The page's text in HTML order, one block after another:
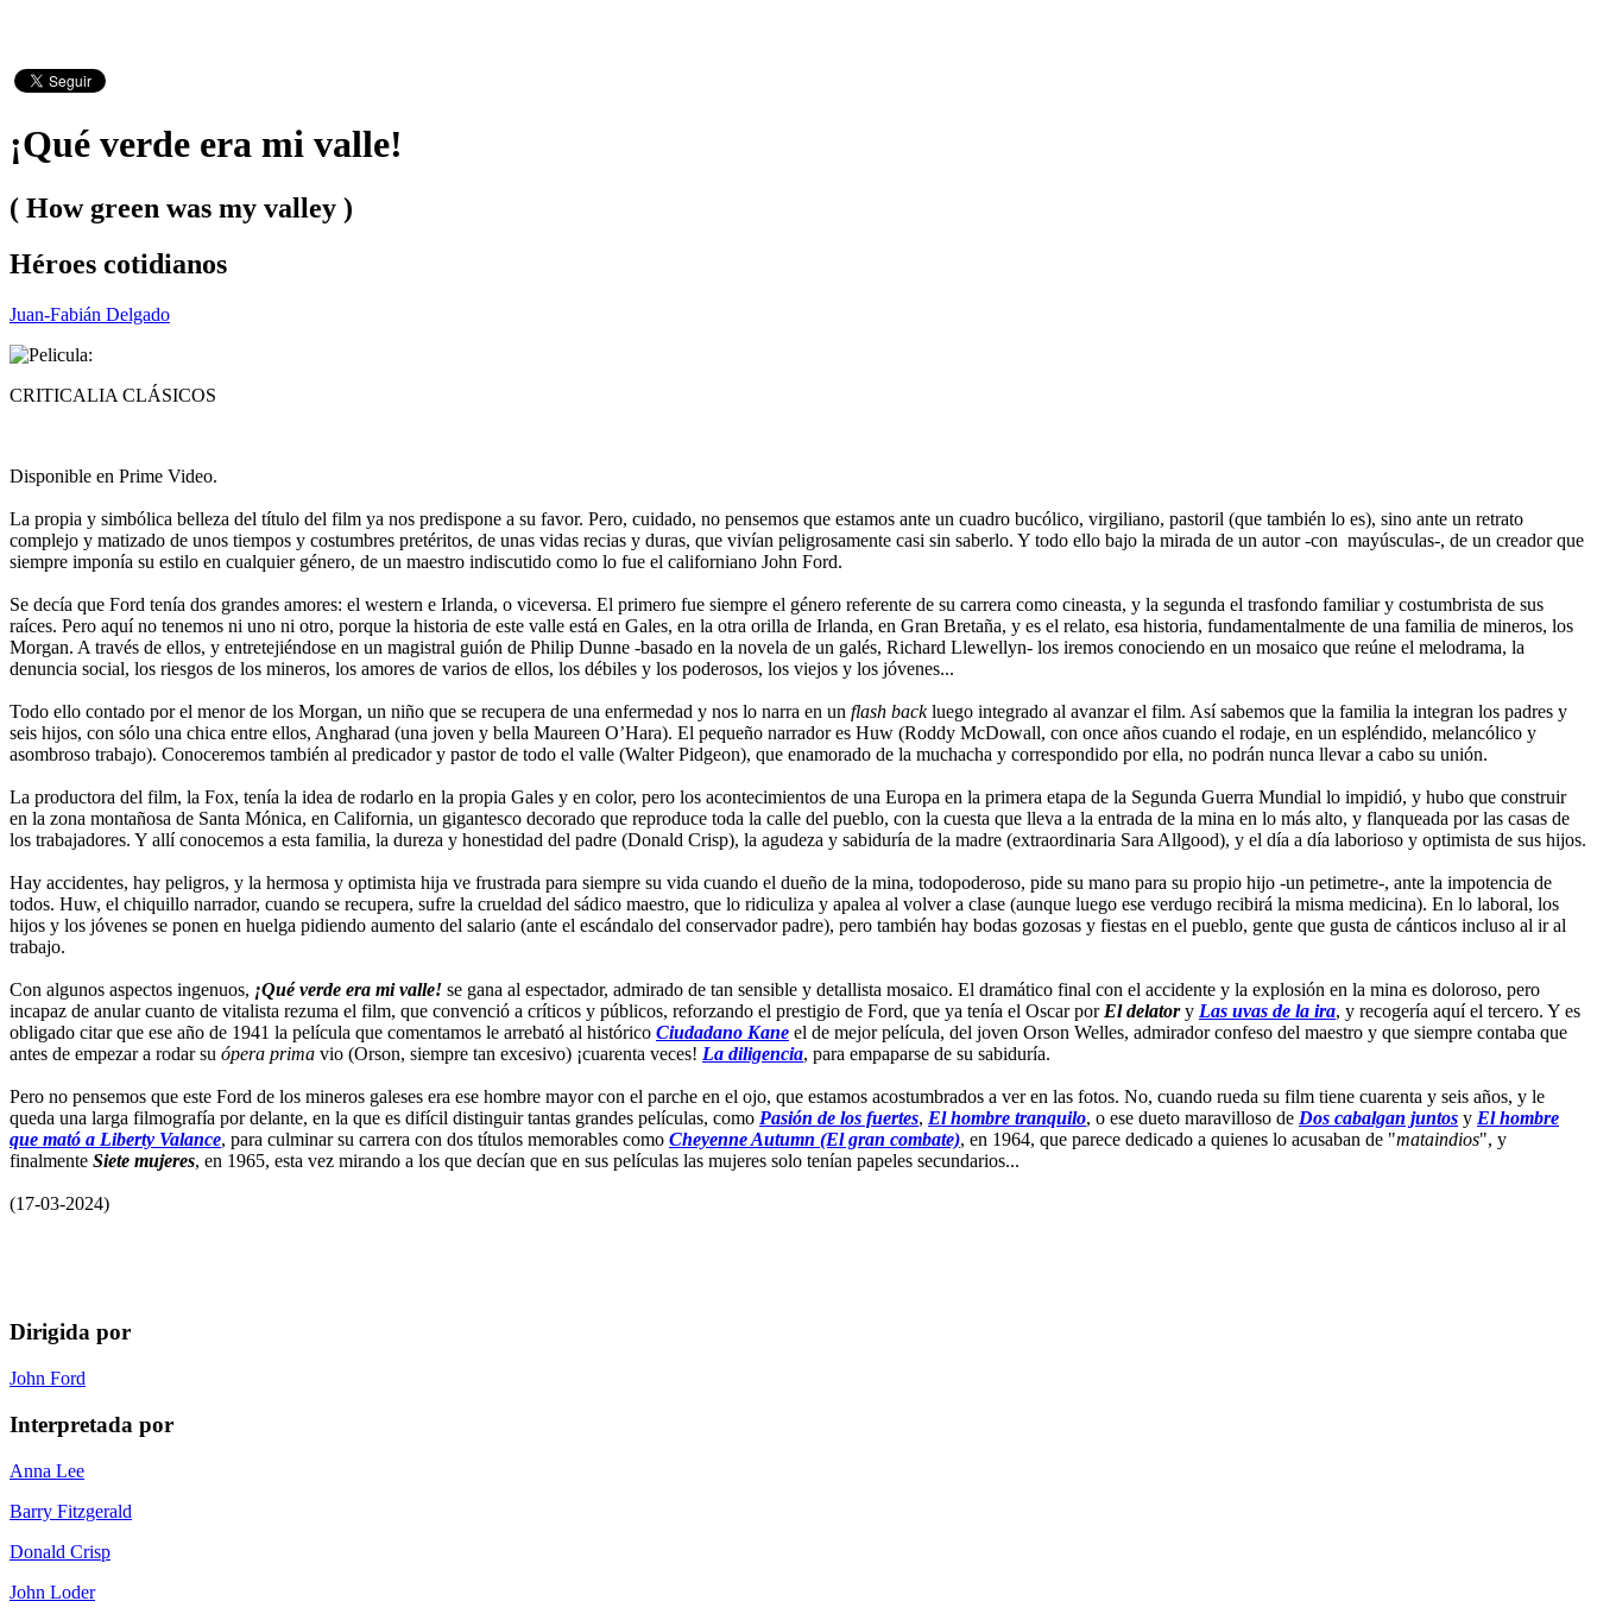
¡Qué verde era mi valle!
( How green was my valley )
Héroes cotidianos
Juan-Fabián Delgado
CRITICALIA CLÁSICOS
Disponible en Prime Video.
La propia y simbólica belleza del título del film ya nos predispone a su favor. Pero, cuidado, no pensemos que estamos ante un cuadro bucólico, virgiliano, pastoril (que también lo es), sino ante un retrato
complejo y matizado de unos tiempos y costumbres pretéritos, de unas vidas recias y duras, que vivían peligrosamente casi sin saberlo. Y todo ello bajo la mirada de un autor -con mayúsculas-, de un creador que
siempre imponía su estilo en cualquier género, de un maestro indiscutido como lo fue el californiano John Ford.
Se decía que Ford tenía dos grandes amores: el western e Irlanda, o viceversa. El primero fue siempre el género referente de su carrera como cineasta, y la segunda el trasfondo familiar y costumbrista de sus
raíces. Pero aquí no tenemos ni uno ni otro, porque la historia de este valle está en Gales, en la otra orilla de Irlanda, en Gran Bretaña, y es el relato, esa historia, fundamentalmente de una familia de mineros, los
Morgan. A través de ellos, y entretejiéndose en un magistral guión de Philip Dunne -basado en la novela de un galés, Richard Llewellyn- los iremos conociendo en un mosaico que reúne el melodrama, la
denuncia social, los riesgos de los mineros, los amores de varios de ellos, los débiles y los poderosos, los viejos y los jóvenes...
Todo ello contado por el menor de los Morgan, un niño que se recupera de una enfermedad y nos lo narra en un flash backluego integrado al avanzar el film. Así sabemos que la familia la integran los padres y
seis hijos, con sólo una chica entre ellos, Angharad (una joven y bella Maureen O’Hara). El pequeño narrador es Huw (Roddy McDowall, con once años cuando el rodaje, en un espléndido, melancólico y
asombroso trabajo). Conoceremos también al predicador y pastor de todo el valle (Walter Pidgeon), que enamorado de la muchacha y correspondido por ella, no podrán nunca llevar a cabo su unión.
La productora del film, la Fox, tenía la idea de rodarlo en la propia Gales y en color, pero los acontecimientos de una Europa en la primera etapa de la Segunda Guerra Mundial lo impidió, y hubo que construir
en la zona montañosa de Santa Mónica, en California, un gigantesco decorado que reproduce toda la calle del pueblo, con la cuesta que lleva a la entrada de la mina en lo más alto, y flanqueada por las casas de
los trabajadores. Y allí conocemos a esta familia, la dureza y honestidad del padre (Donald Crisp), la agudeza y sabiduría de la madre (extraordinaria Sara Allgood), y el día a día laborioso y optimista de sus hijos.
Hay accidentes, hay peligros, y la hermosa y optimista hija ve frustrada para siempre su vida cuando el dueño de la mina, todopoderoso, pide su mano para su propio hijo -un petimetre-, ante la impotencia de
todos. Huw, el chiquillo narrador, cuando se recupera, sufre la crueldad del sádico maestro, que lo ridiculiza y apalea al volver a clase (aunque luego ese verdugo recibirá la misma medicina). En lo laboral, los
hijos y los jóvenes se ponen en huelga pidiendo aumento del salario (ante el escándalo del conservador padre), pero también hay bodas gozosas y fiestas en el pueblo, gente que gusta de cánticos incluso al ir al
trabajo.
Con algunos aspectos ingenuos, ¡Qué verde era mi valle! se gana al espectador, admirado de tan sensible y detallista mosaico. El dramático final con el accidente y la explosión en la mina es doloroso, pero
incapaz de anular cuanto de vitalista rezuma el film, que convenció a críticos y públicos, reforzando el prestigio de Ford, que ya tenía el Oscar por El delatory Las uvas de la ira, y recogería aquí el tercero. Y es
obligado citar que ese año de 1941 la película que comentamos le arrebató al histórico Ciudadano Kane el de mejor película, del joven Orson Welles, admirador confeso del maestro y que siempre contaba que
antes de empezar a rodar su ópera prima vio (Orson, siempre tan excesivo) ¡cuarenta veces! La diligencia, para empaparse de su sabiduría.
Pero no pensemos que este Ford de los mineros galeses era ese hombre mayor con el parche en el ojo, que estamos acostumbrados a ver en las fotos. No, cuando rueda su film tiene cuarenta y seis años, y le
queda una larga filmografía por delante, en la que es difícil distinguir tantas grandes películas, como Pasión de los fuertes, El hombre tranquilo, o ese dueto maravilloso de Dos cabalgan juntos y El hombre
que mató a Liberty Valance, para culminar su carrera con dos títulos memorables como Cheyenne Autumn (El gran combate), en 1964, que parece dedicado a quienes lo acusaban de "mataindios", y
finalmente Siete mujeres, en 1965, esta vez mirando a los que decían que en sus películas las mujeres solo tenían papeles secundarios...
(17-03-2024)
Dirigida por
John Ford
Interpretada por
Anna Lee
Barry Fitzgerald
Donald Crisp
John Loder